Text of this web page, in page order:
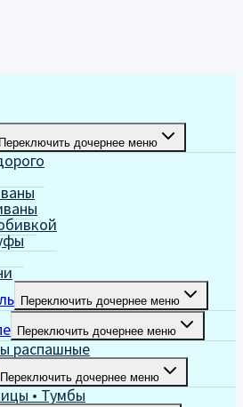
Переключить дочернее меню
Переключить дочернее меню
Переключить дочернее меню
распашные
Переключить дочернее меню
• Тумбы